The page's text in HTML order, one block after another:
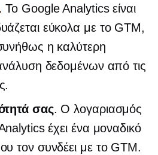
. Το Google Analytics είναι
εύκολα με το GTM,
η καλύτερη
δεδομένων από τις
σας. Ο λογαριασμός
έχει ένα μοναδικό
τον συνδέει με το GTM.